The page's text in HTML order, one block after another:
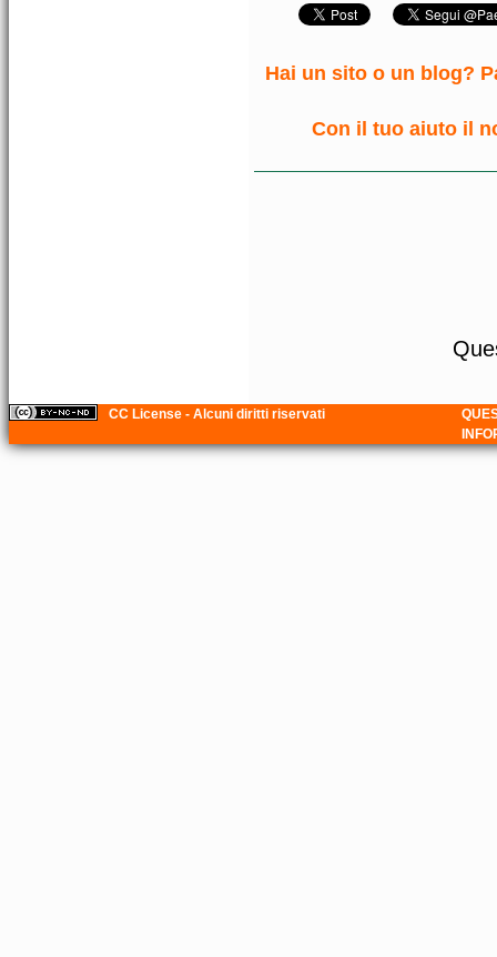
Hai un sito o un blog?
Con il tuo aiuto il
CC License - Alcuni diritti riservati